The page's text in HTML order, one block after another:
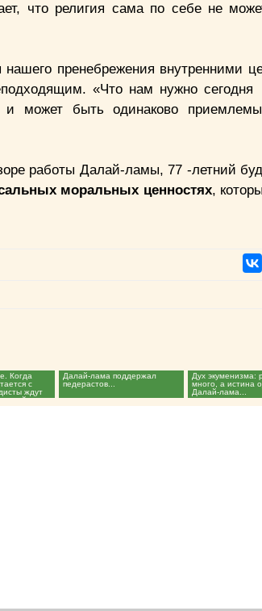
что религия сама по себе не
пренебрежения внутренними
«Что нам нужно
и может быть одинаково
работы Далай-ламы, 77 -летний
моральных ценностях,
Когда
с
ждут
далай-ламы...
Далай-лама поддержал
педерастов...
Дух экуменизма:
много, а истина
Далай-лама...